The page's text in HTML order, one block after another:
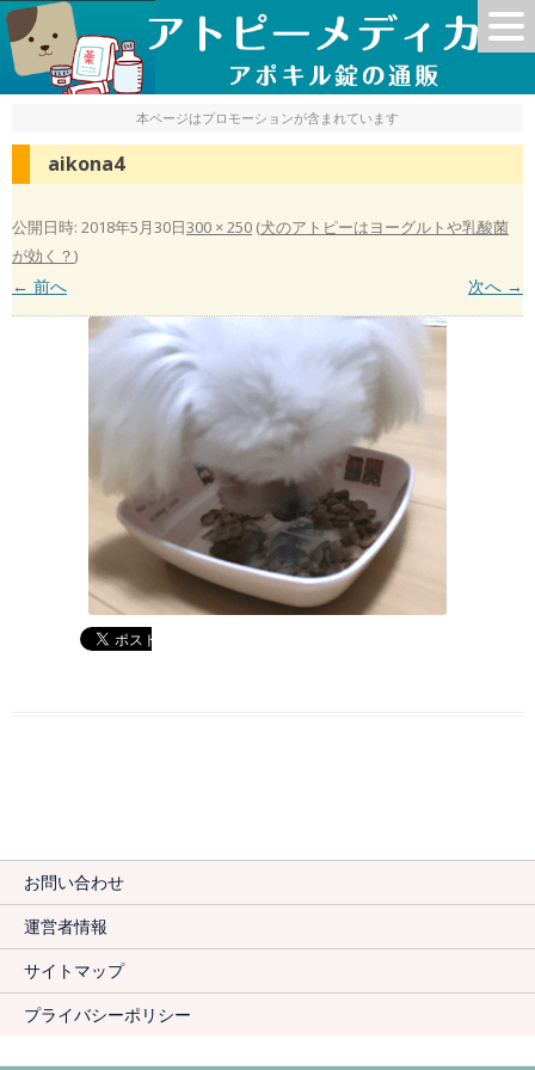
本ページはプロモーションが含まれています
aikona4
公開日時: 2018年5月30日300 × 250 (犬のアトピーはヨーグルトや乳酸菌
が効く？)
← 前へ 次へ →
お問い合わせ
運営者情報
サイトマップ
プライバシーポリシー